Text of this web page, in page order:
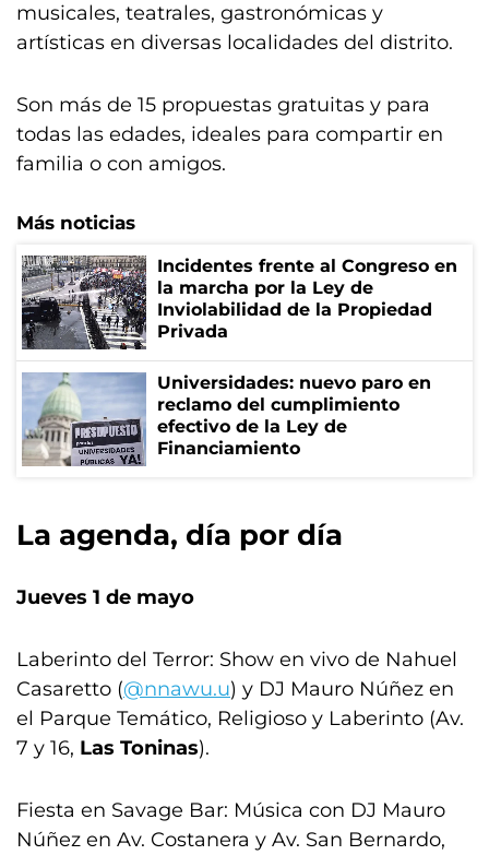
musicales, teatrales, gastronómicas y
artísticas en diversas localidades del distrito.
Son más de 15 propuestas gratuitas y para
todas las edades, ideales para compartir en
familia o con amigos.
Más noticias
Incidentes frente al Congreso en
la marcha por la Ley de
Inviolabilidad de la Propiedad
Privada
Universidades: nuevo paro en
reclamo del cumplimiento
efectivo de la Ley de
Financiamiento
La agenda, día por día
Jueves 1 de mayo
Laberinto del Terror: Show en vivo de Nahuel
Casaretto (@nnawu.u) y DJ Mauro Núñez en
el Parque Temático, Religioso y Laberinto (Av.
7 y 16, Las Toninas).
Fiesta en Savage Bar: Música con DJ Mauro
Núñez en Av. Costanera y Av. San Bernardo,